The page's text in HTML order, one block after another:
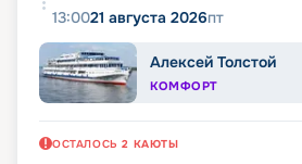
13:0021 августа 2026пт
Алексей Толстой
КОМФОРТ
ОСТАЛОСЬ 2 КАЮТЫ